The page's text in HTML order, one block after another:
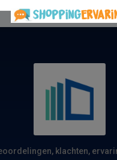
klachten,